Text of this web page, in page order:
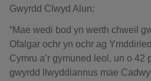
Gwyrdd Clwyd Alun;
“Mae wedi bod yn werth chweil
Ofalgar ochr yn ochr ag
Cymru a’r gymuned leol, un o 42
gwyrdd llwyddiannus mae